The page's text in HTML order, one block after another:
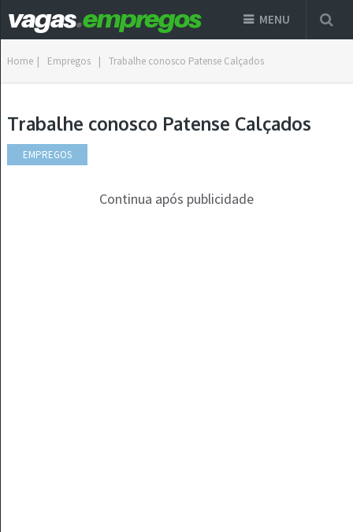
MENU
Home | Empregos | Trabalhe conosco Patense Calçados
Trabalhe conosco Patense Calçados
EMPREGOS
Continua após publicidade